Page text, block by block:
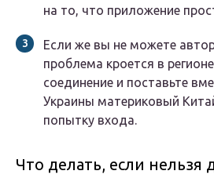
на то, что приложение
Если же вы не можете
проблема кроется в
соединение и поставьте
Украины материковый
попытку входа.
Что делать, если нельзя